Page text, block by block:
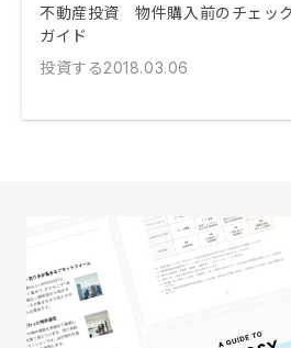
不動産投資 物件購入前のチェック
ガイド
投資する2018.03.06